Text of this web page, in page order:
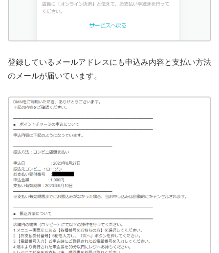
登録しているメールアドレスにも申込み内容と支払い方法
のメールが届いています。